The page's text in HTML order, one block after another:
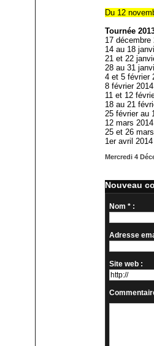
Du 12
Tournée
17
14 au 18
21 et 22
28 au 31
4 et 5 février
8 février
11 et 12
18 au 21
25 février au
12 mars
25 et 26
1er avril
Mercredi 4
Nouveau
Nom * :
Adresse
Site web :